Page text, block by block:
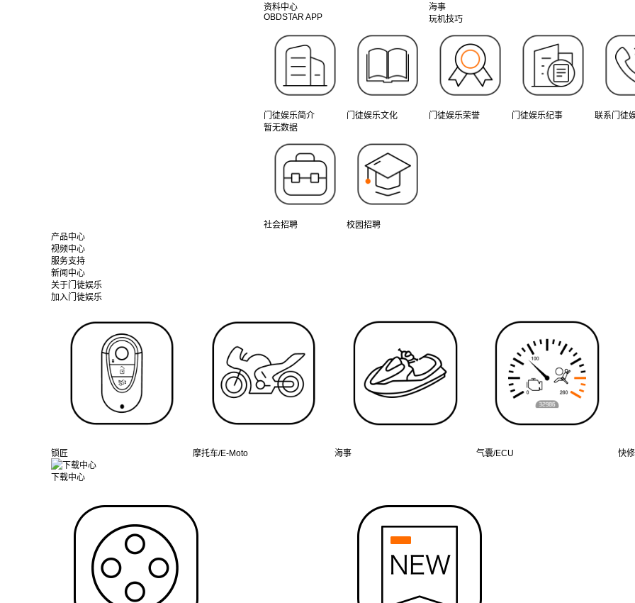
资料中心
OBDSTAR APP
海事
玩机技巧
门徒娱乐简介 门徒娱乐文化 门徒娱乐荣誉 门徒娱乐纪事
联系门徒
暂无数据
社会招聘
校园招聘
产品中心
视频中心
服务支持
新闻中心
关于门徒娱乐
加入门徒娱乐
锁匠 摩托车/E-Moto 海事 气囊/ECU 快
下载中心